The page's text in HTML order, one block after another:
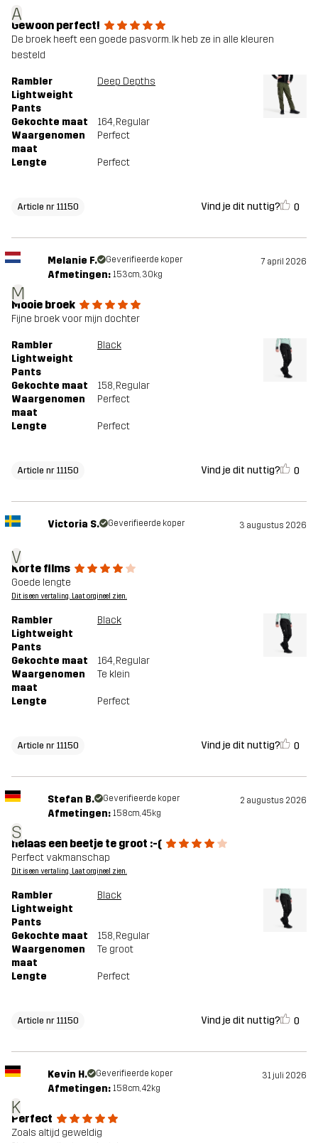
A
Gewoon perfect!
De broek heeft een goede pasvorm. Ik heb ze in alle kleuren
besteld
Rambler
Lightweight
Pants
Deep Depths
Gekochte maat 164, Regular
Waargenomen
maat
Perfect
Lengte Perfect
Article nr 11150 Vind je dit nuttig? 0
M
Melanie F. Geverifieerde koper 7 april 2026
Afmetingen: 153cm, 30kg
Mooie broek
Fijne broek voor mijn dochter
Rambler
Lightweight
Pants
Black
Gekochte maat 158, Regular
Waargenomen
maat
Perfect
Lengte Perfect
Article nr 11150 Vind je dit nuttig? 0
V
Victoria S. Geverifieerde koper 3 augustus 2026
Korte films
Goede lengte
Dit is een vertaling. Laat orgineel zien.
Rambler
Lightweight
Pants
Black
Gekochte maat 164, Regular
Waargenomen
maat
Te klein
Lengte Perfect
Article nr 11150 Vind je dit nuttig? 0
S
Stefan B. Geverifieerde koper 2 augustus 2026
Afmetingen: 158cm, 45kg
helaas een beetje te groot :-(
Perfect vakmanschap
Dit is een vertaling. Laat orgineel zien.
Rambler
Lightweight
Pants
Black
Gekochte maat 158, Regular
Waargenomen
maat
Te groot
Lengte Perfect
Article nr 11150 Vind je dit nuttig? 0
K
Kevin H. Geverifieerde koper 31 juli 2026
Afmetingen: 158cm, 42kg
Perfect
Zoals altijd geweldig